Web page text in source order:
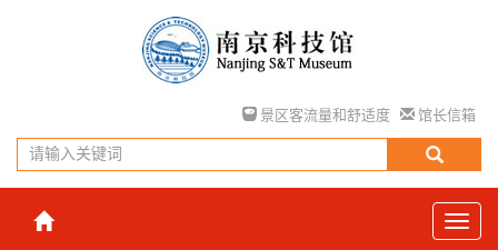
景区客流量和舒适度 馆长信箱